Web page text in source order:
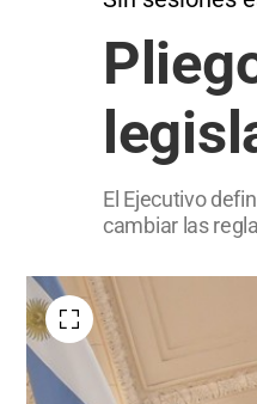
El Ejecutivo
cambiar las